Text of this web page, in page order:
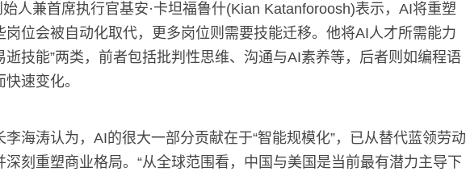
兼首席执行官基安·卡坦福鲁什(Kian Katanforoosh)表示，AI将重塑
岗位会被自动化取代，更多岗位则需要技能迁移。他将AI人才所需能力
逝技能”两类，前者包括批判性思维、沟通与AI素养等，后者则如编程语
速变化。
涛认为，AI的很大一部分贡献在于“智能规模化”，已从替代蓝领劳动
深刻重塑商业格局。“从全球范围看，中国与美国是当前最有潜力主导下